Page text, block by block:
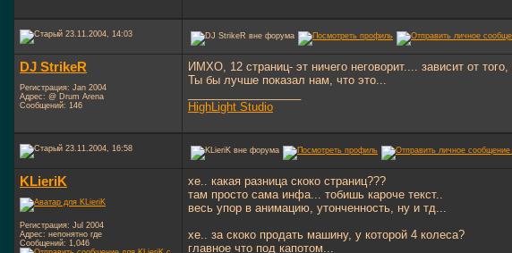
23.11.2004, 14:03
DJ StrikeR
Регистрация: Jan 2004
Адрес: @ Drum Arena
Сообщений: 146
ИМХО, 12 страниц- эт ничего неговорит.... зависит от
Ты бы лучше показал нам, что это...
HighLight Studio
23.11.2004, 16:58
KLieriK
Регистрация: Jul 2004
Адрес: непонятно где
Сообщений: 1,046
хе.. какая разница скоко страниц???
там просто сама инфа... тобишь кароче текст..
весь упор в анимацию, утонченность, ну и тд...
хе.. за скоко продать машину, у которой 4 колеса?
главное что под капотом...